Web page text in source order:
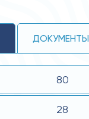
ДОКУМЕНТЫ
80
28